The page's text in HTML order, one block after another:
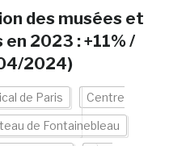
des musées et
2023 : +11% /
2024)
de Paris Centre
de Fontainebleau